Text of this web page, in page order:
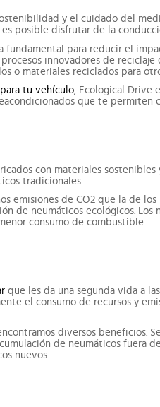
y el cuidado del
posible disfrutar de la
fundamental para reducir el
innovadores de
o materiales reciclados para
para tu vehículo, Ecological Drive
que te permiten
con materiales
tradicionales.
emisiones de CO2 que la de
de neumáticos ecológicos.
consumo de combustible.
que les da una segunda vida a
el consumo de recursos y
diversos beneficios.
de neumáticos fuera
nuevos.